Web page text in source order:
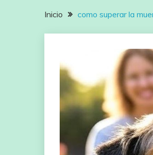
Inicio como superar la